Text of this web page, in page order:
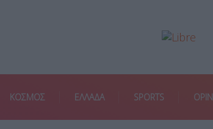
ΚΟΣΜΟΣ ΕΛΛΑΔΑ SPORTS